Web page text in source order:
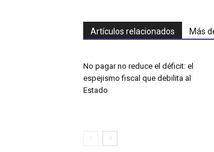
Artículos relacionados Más
No pagar no reduce el déficit: el
espejismo fiscal que debilita al
Estado